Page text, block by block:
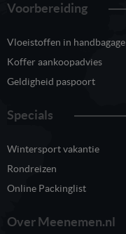
Voorbereiding
Vloeistoffen in handbagage
Koffer aankoopadvies
Geldigheid paspoort
Specials
Wintersport vakantie
Rondreizen
Online Packinglist
Over Meenemen.nl